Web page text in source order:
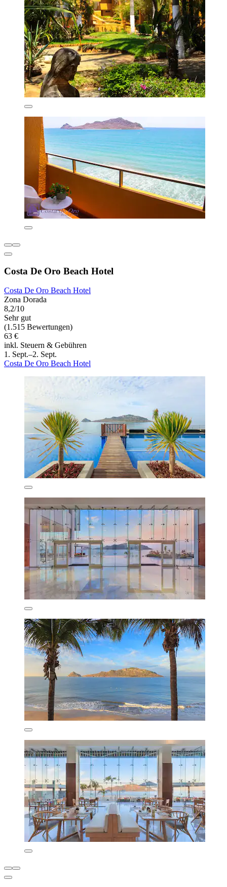
Costa De Oro Beach Hotel
Costa De Oro Beach Hotel
Zona Dorada
8,2/10
Sehr gut
(1.515 Bewertungen)
63 €
inkl. Steuern & Gebühren
1. Sept.–2. Sept.
Costa De Oro Beach Hotel